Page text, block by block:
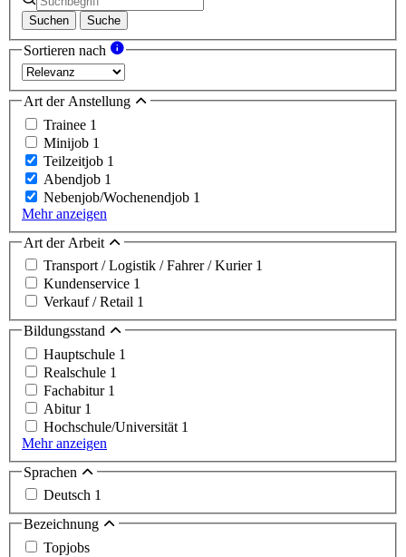
Suchen Suche
Sortieren nach
Art der Anstellung
Trainee 1
Minijob 1
Teilzeitjob 1
Abendjob 1
Nebenjob/Wochenendjob 1
Mehr anzeigen
Art der Arbeit
Transport / Logistik / Fahrer / Kurier 1
Kundenservice 1
Verkauf / Retail 1
Bildungsstand
Hauptschule 1
Realschule 1
Fachabitur 1
Abitur 1
Hochschule/Universität 1
Mehr anzeigen
Sprachen
Deutsch 1
Bezeichnung
Topjobs